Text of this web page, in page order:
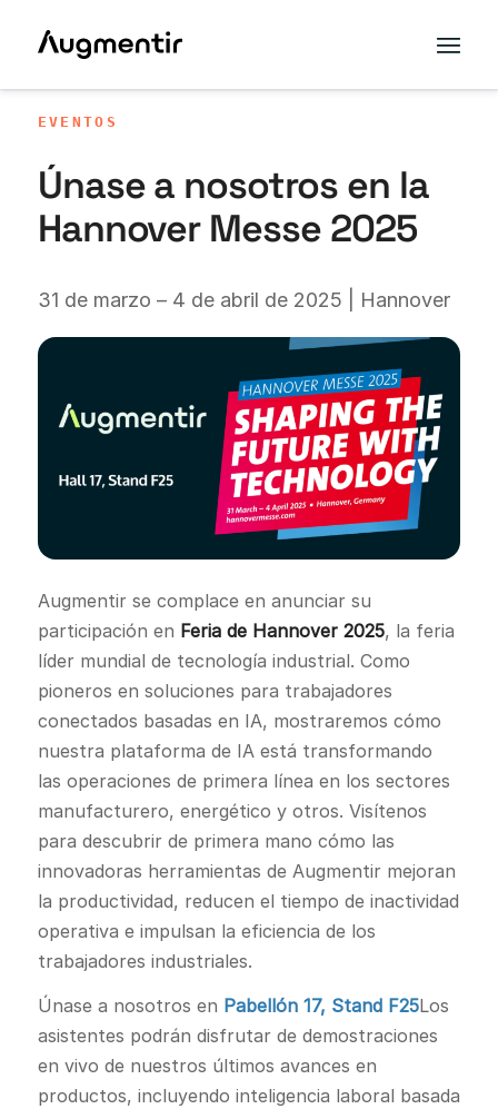
EVENTOS
Únase a nosotros en la
Hannover Messe 2025
31 de marzo – 4 de abril de 2025 | Hannover
Augmentir se complace en anunciar su
participación en Feria de Hannover 2025, la feria
líder mundial de tecnología industrial. Como
pioneros en soluciones para trabajadores
conectados basadas en IA, mostraremos cómo
nuestra plataforma de IA está transformando
las operaciones de primera línea en los sectores
manufacturero, energético y otros. Visítenos
para descubrir de primera mano cómo las
innovadoras herramientas de Augmentir mejoran
la productividad, reducen el tiempo de inactividad
operativa e impulsan la eficiencia de los
trabajadores industriales.
Únase a nosotros en Pabellón 17, Stand F25Los
asistentes podrán disfrutar de demostraciones
en vivo de nuestros últimos avances en
productos, incluyendo inteligencia laboral basada